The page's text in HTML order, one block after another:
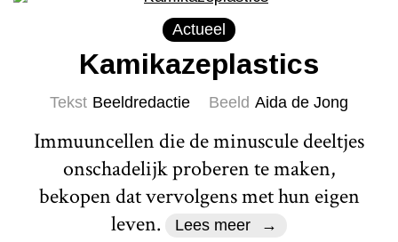
Actueel
Kamikazeplastics
Tekst Beeldredactie Beeld Aida de Jong
Immuuncellen die de minuscule deeltjes
onschadelijk proberen te maken,
bekopen dat vervolgens met hun eigen
leven.
Lees meer